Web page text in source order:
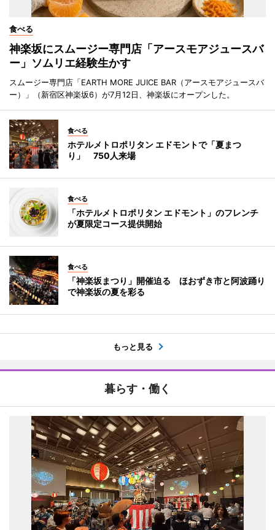
食べる
神楽坂にスムージー専門店「アースモアジュースバ
ー」ソムリエ経験生かす
スムージー専門店「EARTH MORE JUICE BAR（アースモアジュースバ
ー）」（新宿区神楽坂6）が7月12日、神楽坂にオープンした。
食べる
ホテルメトロポリタン エドモントで「夏まつ
り」 750人来場
食べる
「ホテルメトロポリタン エドモント」のフレンチ
が夏限定コース提供開始
食べる
「神楽坂まつり」開催迫る ほおずき市と阿波踊り
で神楽坂の夏を彩る
もっと見る
暮らす・働く